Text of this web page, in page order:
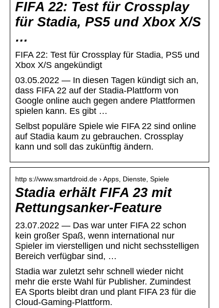
FIFA 22: Test für Crossplay
für Stadia, PS5 und Xbox X/S
…
FIFA 22: Test für Crossplay für Stadia, PS5 und
Xbox X/S angekündigt
03.05.2022 — In diesen Tagen kündigt sich an,
dass FIFA 22 auf der Stadia-Plattform von
Google online auch gegen andere Plattformen
spielen kann. Es gibt …
Selbst populäre Spiele wie FIFA 22 sind online
auf Stadia kaum zu gebrauchen. Crossplay
kann und soll das zukünftig ändern.
http s://www.smartdroid.de › Apps, Dienste, Spiele
Stadia erhält FIFA 23 mit
Rettungsanker-Feature
23.07.2022 — Das war unter FIFA 22 schon
kein großer Spaß, wenn international nur
Spieler im vierstelligen und nicht sechsstelligen
Bereich verfügbar sind, …
Stadia war zuletzt sehr schnell wieder nicht
mehr die erste Wahl für Publisher. Zumindest
EA Sports bleibt dran und plant FIFA 23 für die
Cloud-Gaming-Plattform.